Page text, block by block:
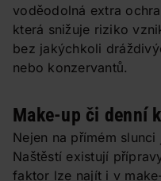
voděodolná extra
která snižuje riziko
bez jakýchkoli
nebo konzervantů.
Make-up či denní
Nejen na přímém
Naštěstí existují
faktor lze najít i v